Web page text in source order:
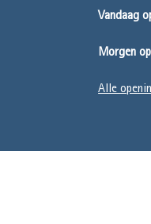
Vandaag
Morgen
Alle